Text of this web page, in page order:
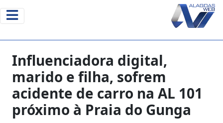
Influenciadora digital,
marido e filha, sofrem
acidente de carro na AL 101
próximo à Praia do Gunga